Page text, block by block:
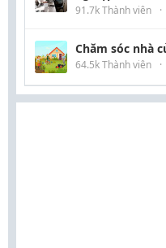
91.7k Thành viên ·
Chăm sóc nhà
64.5k Thành viên ·